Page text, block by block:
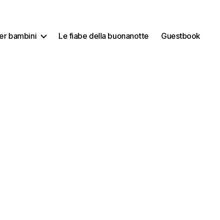
bambini Le fiabe della buonanotte Guestbook